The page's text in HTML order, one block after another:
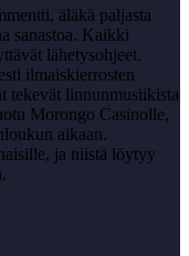
äläkä paljasta
sanastoa. Kaikki
lähetysohjeet.
ilmaiskierrosten
tekevät linnunmusiikista
Morongo Casinolle,
aikaan.
ja niistä löytyy